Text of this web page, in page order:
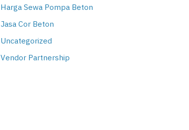
Harga Sewa Pompa Beton
Jasa Cor Beton
Uncategorized
Vendor Partnership